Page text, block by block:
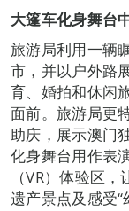
大篷车化身舞台
旅游局利用一辆
市，并以户外路
育、婚拍和休闲
面前。旅游局更
助庆，展示澳门
化身舞台用作表
（VR）体验区
遗产景点及感受“